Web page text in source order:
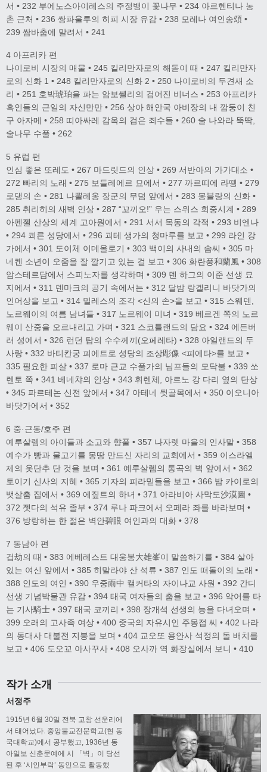
서 • 232 부에노스아이레스의 주정뱅이 꽃나무 • 234 아르헨티나 농
촌 근처 • 236 쌍파울루의 히피 시장 유감 • 238 모레나 여인송頌 •
239 쌈바춤에 말려서 • 241
4 아프리카 편
나이로비 시장의 매물 • 245 킬리만자로의 해돋이 때 • 247 킬리만자
로의 신화 1 • 248 킬리만자로의 신화 2 • 250 나이로비의 두견새 소
리 • 251 호박琥珀을 파는 암보쎌리의 검어진 비너스 • 253 아프리카
흑인들의 근일의 자신만만 • 256 상아 해안국 아비장의 내 깜둥이 친
구 아자메 • 258 띠아싸레 감옥의 검은 죄수들 • 260 술 나와라 뚝딱,
술나무 수풀 • 262
5 유럽 편
인심 좋은 또레도 • 267 마드릿드의 인상 • 269 서반아의 가가대소 •
272 빠리의 노래 • 275 보들레에르 묘에서 • 277 까르띠에 라뗑 • 279
로댕의 손 • 281 나뽈레옹 장군의 무덤 앞에서 • 283 몽블랑의 신화 •
285 취리히의 새벽 인상 • 287 “꼬끼오!” 우는 스위스 회중시계 • 289
아펜젤 산상의 세계 고아원에서 • 291 서서 목동의 각적 • 293 비엔나
• 294 쾨른 성당에서 • 296 괴테 생가의 청마루를 보고 • 299 라인 강
가에서 • 301 도이체 이데올로기 • 303 백이의 사내의 솜씨 • 305 마
네켄 소년이 오줌을 잘 깔기고 있는 걸 보고 • 306 화란풍和蘭風 • 308
암스테르담에서 스피노자를 생각하며 • 309 덴 하그의 이준 선생 묘
지에서 • 311 덴마크의 공기 속에서는 • 312 달밤 랑겔리니 바닷가의
인어상을 보고 • 314 밀레스의 조각 <신의 손>을 보고 • 315 스웨덴,
노르웨이의 여름 남녀들 • 317 노르웨이 미녀 • 319 베르겐 쪽의 노르
웨이 산중을 오르내리고 가며 • 321 스코틀랜드의 담요 • 324 에든버
러 성에서 • 326 런던 탑의 수수께끼(오페레타) • 328 아일랜드의 두
사랑 • 332 바티칸궁 피에트로 성당의 조상彫像 <피에타>를 보고 •
335 필요한 피살 • 337 로마 근교 수풀가의 님프들의 모닥불 • 339 쏘
렌토 쪽 • 341 베네챠의 인상 • 343 휘렌체, 아르노 강 다리 옆의 단상
• 345 파르테논 신전 앞에서 • 347 아테네 뒷골목에서 • 350 이오니아
바닷가에서 • 352
6 중·근동/호주 편
예루살렘의 아이들과 소고와 향풀 • 357 나자렛 마을의 인사말 • 358
예수가 빵과 물고기를 몽땅 만드신 자리의 교회에서 • 359 이스라엘
제의 옷단추 단 것을 보며 • 361 예루살렘의 통곡의 벽 앞에서 • 362
토이기 신사의 지혜 • 365 기자의 피라믿들을 보고 • 366 밤 카이로의
뱃살춤 집에서 • 369 에짚트의 하녀 • 371 아라비아 사막도沙漠圖 •
372 젯다의 석유 졸부 • 374 루나 파크에서 오페라 좌를 바라보며 •
376 방랑하는 한 젊은 벽안碧眼 여인과의 대화 • 378
7 동남아 편
겁劫의 때 • 383 에베레스트 대웅봉大雄峯이 말씀하기를 • 384 살아
있는 여신 앞에서 • 385 히말라야 산 석류 • 387 인도 떠돌이의 노래 •
388 인도의 여인 • 390 우중雨中 캘커타의 자이나교 사원 • 392 간디
선생 기념박물관 유감 • 394 태국 여자들의 춤을 보고 • 396 악어를 타
는 기사騎士 • 397 태국 코끼리 • 398 장개석 선생의 능을 다녀오며 •
399 오래의 고사족 여상 • 400 중국의 자유시인 주몽접 씨 • 402 나라
의 동대사 대불전 지붕을 보며 • 404 교오또 용안사 석정의 돌 배치를
보고 • 406 도오꾜 아사꾸사 • 408 오사까 역 화장실에서 보니 • 410
작가 소개
서정주
1915년 6월 30일 전북 고창 선운리에
서 태어났다. 중앙불교전문학교(현 동
국대학교)에서 공부했고, 1936년 동
아일보 신춘문예에 시 「벽」이 당선
된 후 ‘시인부락’ 동인으로 활동했